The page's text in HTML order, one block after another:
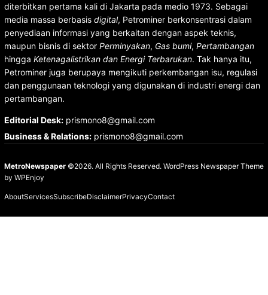
diterbitkan pertama kali di Jakarta pada medio 1973. Sebagai
media massa berbasis digital, Petrominer berkonsentrasi dalam
penyediaan informasi yang berkaitan dengan aspek teknis,
maupun bisnis di sektor Perminyakan, Gas bumi, Pertambangan
hingga Ketenagalistrikan dan Energi Terbarukan. Tak hanya itu,
Petrominer juga berupaya mengikuti perkembangan isu, regulasi
dan penggunaan teknologi yang digunakan di industri energi dan
pertambangan.
Editorial Desk:prismono8@gmail.com
Business & Relations:prismono8@gmail.com
MetroNewspaper©2026. All Rights Reserved. WordPress Newspaper Theme
by WPEnjoy
AboutServicesSubscribeDisclaimerPrivacyContact